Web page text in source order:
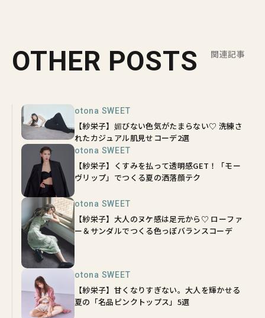
OTHER POSTS 関連記事
otona SWEET
【紗栄子】媚びない色気がたまらない♡ 洗練さ
れたカジュアル肌見せコーデ2選
otona SWEET
【紗栄子】くすみを払って透明感GET！「モー
ヴリップ」でつくる夏の洒落顔テク
otona SWEET
【紗栄子】大人のヌケ感は足元から♡ ローファ
ー＆サンダルでつくる色っぽバランスコーデ
otona SWEET
【紗栄子】甘くなりすぎない。大人を輝かせる
夏の「名品ピンクトップス」5選